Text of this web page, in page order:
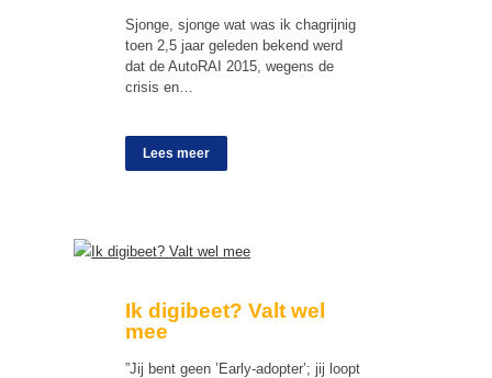
Sjonge, sjonge wat was ik chagrijnig
toen 2,5 jaar geleden bekend werd
dat de AutoRAI 2015, wegens de
crisis en…
Lees meer
Ik digibeet? Valt wel
mee
”Jij bent geen ’Early-adopter’; jij loopt